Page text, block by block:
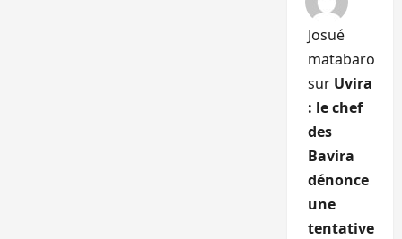
Josué
matabaro
sur Uvira
: le chef
des
Bavira
dénonce
une
tentative